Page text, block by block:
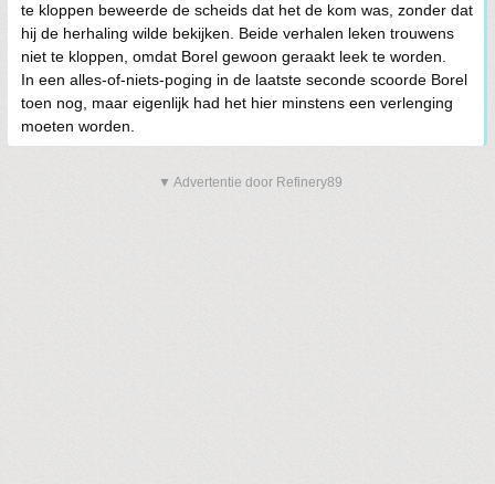
te kloppen beweerde de scheids dat het de kom was, zonder dat
hij de herhaling wilde bekijken. Beide verhalen leken trouwens
niet te kloppen, omdat Borel gewoon geraakt leek te worden.
In een alles-of-niets-poging in de laatste seconde scoorde Borel
toen nog, maar eigenlijk had het hier minstens een verlenging
moeten worden.
▼ Advertentie door Refinery89